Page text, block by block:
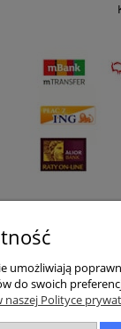
Moje konto
umożliwiają
do swoich
naszej Polityce